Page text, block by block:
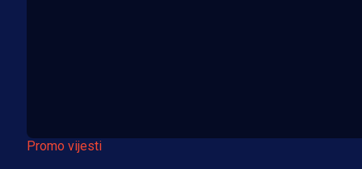
Promo vijesti